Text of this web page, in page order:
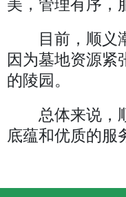
美，管理有序，
目前，顺义潮
因为墓地资源紧
的陵园。
总体来说，顺
底蕴和优质的服